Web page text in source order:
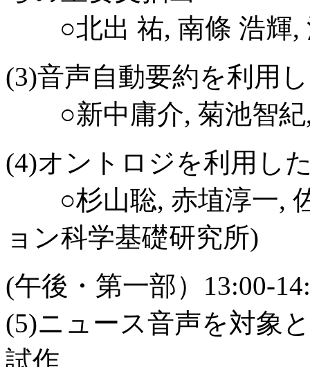
○北出 祐, 南條 浩輝,
(3)音声自動要約を利用
○新中庸介, 菊池智
(4)オントロジを利用し
○杉山聡, 赤埴淳一,
ョン科学基礎研究所)
(午後・第一部）13:00-
(5)ニュース音声を対象
試作